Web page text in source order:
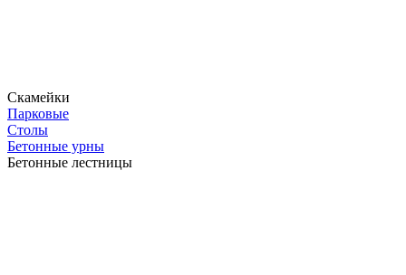
Скамейки
Парковые
Столы
Бетонные урны
Бетонные лестницы